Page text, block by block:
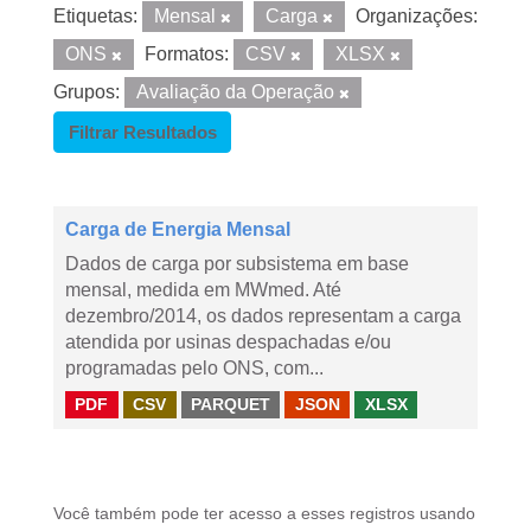
Etiquetas: Mensal Carga
Organizações:
ONS
Formatos: CSV
XLSX
Grupos:
Avaliação da Operação
Filtrar Resultados
Carga de Energia Mensal
Dados de carga por subsistema em base
mensal, medida em MWmed. Até
dezembro/2014, os dados representam a carga
atendida por usinas despachadas e/ou
programadas pelo ONS, com...
PDF CSV PARQUET JSON XLSX
Você também pode ter acesso a esses registros usando